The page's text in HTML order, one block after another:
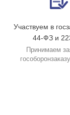
Участвуем в
44-ФЗ и
Принимаем